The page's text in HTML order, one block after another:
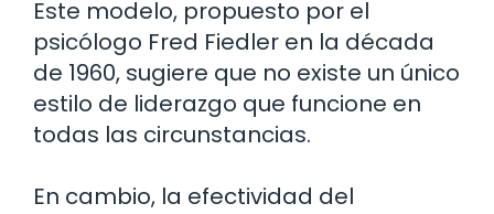
Este modelo, propuesto por el
psicólogo Fred Fiedler en la década
de 1960, sugiere que no existe un único
estilo de liderazgo que funcione en
todas las circunstancias.
En cambio, la efectividad del